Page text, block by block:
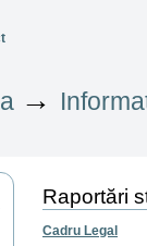
→
Raportări
Cadru Legal